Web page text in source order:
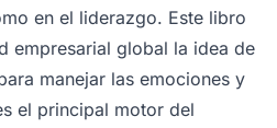
en el liderazgo. Este libro
empresarial global la idea de
manejar las emociones y
el principal motor del